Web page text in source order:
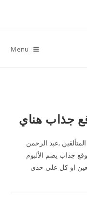
Menu
جذاب هناي
,عبد الرحمن
جذاب يضم الألبوم
او كل على حدى